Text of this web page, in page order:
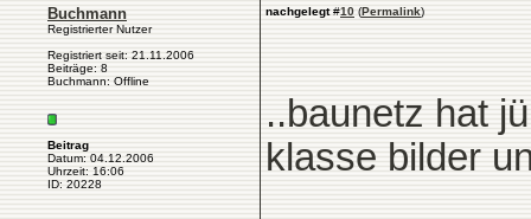
Buchmann
Registrierter Nutzer
Registriert seit: 21.11.2006
Beiträge: 8
Buchmann: Offline
Beitrag
Datum: 04.12.2006
Uhrzeit: 16:06
ID: 20228
nachgelegt#10 (Permalink)
..baunetz hat
klasse bilder